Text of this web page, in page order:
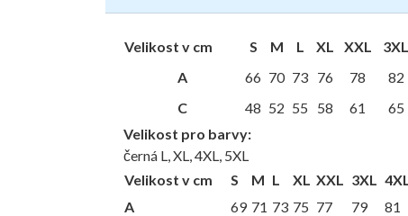
Velikost v cm S M L XL XXL 3XL
A
66 70 73 76 78 82
C
48 52 55 58 61 65
Velikost pro barvy:
černá L, XL, 4XL, 5XL
Velikost v cm
S M L XL XXL 3XL
A
69 71 73 75 77 79 81